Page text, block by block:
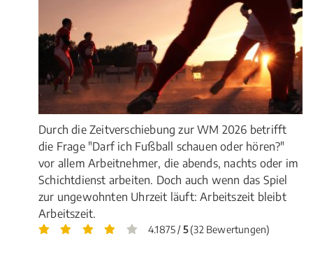
Durch die Zeitverschiebung zur WM 2026 betrifft
die Frage "Darf ich Fußball schauen oder hören?"
vor allem Arbeitnehmer, die abends, nachts oder im
Schichtdienst arbeiten. Doch auch wenn das Spiel
zur ungewohnten Uhrzeit läuft: Arbeitszeit bleibt
Arbeitszeit.
4.1875 / 5(32 Bewertungen)